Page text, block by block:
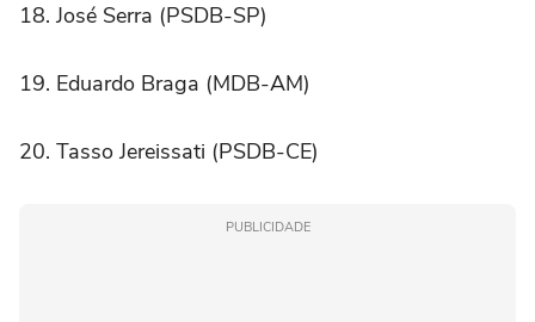
18. José Serra (PSDB-SP)
19. Eduardo Braga (MDB-AM)
20. Tasso Jereissati (PSDB-CE)
PUBLICIDADE